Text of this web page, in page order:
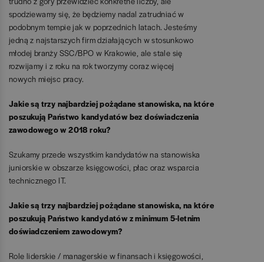
spodziewamy się, że będziemy nadal zatrudniać w
podobnym tempie jak w poprzednich latach. Jesteśmy
jedną z najstarszych firm działających w stosunkowo
młodej branży SSC/BPO w Krakowie, ale stale się
rozwijamy i z roku na rok tworzymy coraz więcej
nowych miejsc pracy.
Jakie są trzy najbardziej pożądane stanowiska, na które
poszukują Państwo kandydatów bez doświadczenia
zawodowego w 2018 roku?
Szukamy przede wszystkim kandydatów na stanowiska
juniorskie w obszarze księgowości, płac oraz wsparcia
technicznego IT.
Jakie są trzy najbardziej pożądane stanowiska, na które
poszukują Państwo kandydatów z minimum 5-letnim
doświadczeniem zawodowym?
Role liderskie / managerskie w finansach i księgowości,